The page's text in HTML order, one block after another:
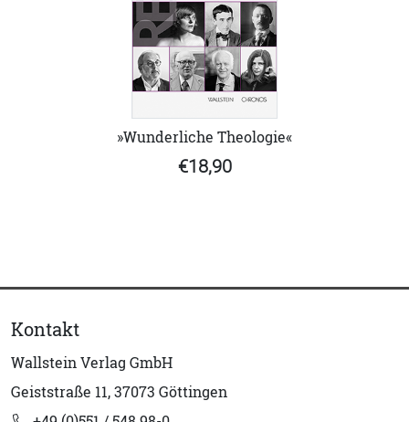
»Wunderliche Theologie«
€18,90
Kontakt
Wallstein Verlag GmbH
Geiststraße 11, 37073 Göttingen